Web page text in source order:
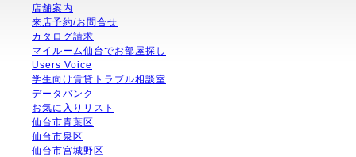
店舗案内
来店予約/お問合せ
カタログ請求
マイルーム仙台でお部屋探し
Users Voice
学生向け賃貸トラブル相談室
データバンク
お気に入りリスト
仙台市青葉区
仙台市泉区
仙台市宮城野区